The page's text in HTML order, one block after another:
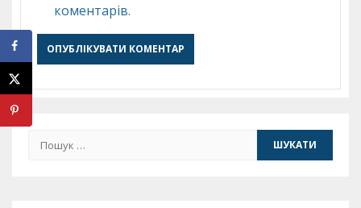
коментарів.
Пошук: